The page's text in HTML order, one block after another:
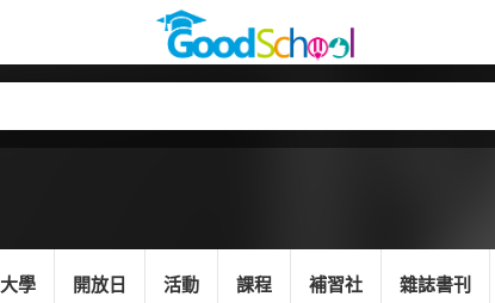
大學 開放日 活動 課程 補習社 雜誌書刊